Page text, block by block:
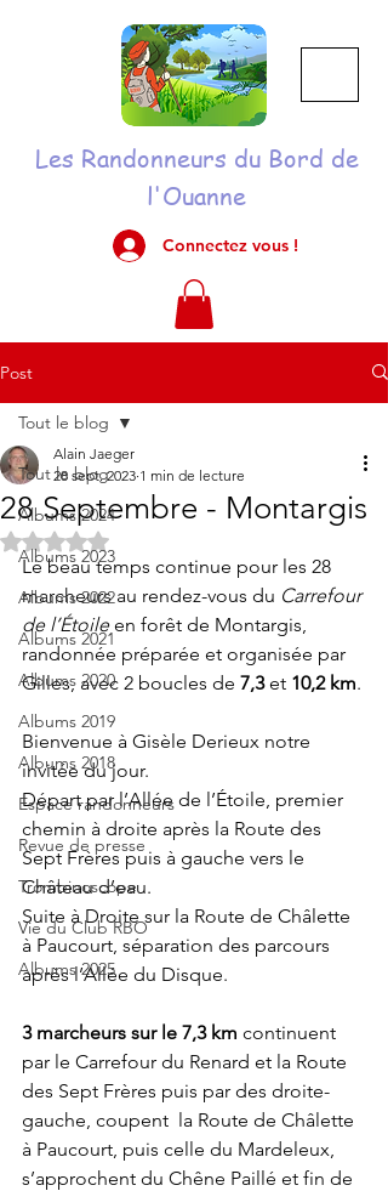
Les Randonneurs du Bord de
l'Ouanne
Connectez vous !
Post
Tout le blog
Albums 2024
Albums 2023
Albums 2022
Albums 2021
Albums 2020
Albums 2019
Albums 2018
Espace randonneurs
Revue de presse
Trombinoscope
Vie du Club RBO
Albums 2025
Tout le blog
28 Septembre - Montargis
Alain Jaeger
28 sept. 2023 1 min de lecture
Noté NaN étoiles sur 5.
Le beau temps continue pour les 28
marcheurs au rendez-vous du Carrefour
de l’Étoile en forêt de Montargis,
randonnée préparée et organisée par
Gilles, avec 2 boucles de 7,3 et 10,2 km.
Bienvenue à Gisèle Derieux notre
invitée du jour.
Départ par l’Allée de l’Étoile, premier
chemin à droite après la Route des
Sept Frères puis à gauche vers le
Château d’eau.
Suite à Droite sur la Route de Châlette
à Paucourt, séparation des parcours
après l’Allée du Disque.
3 marcheurs sur le 7,3 km continuent
par le Carrefour du Renard et la Route
des Sept Frères puis par des droite-
gauche, coupent  la Route de Châlette
à Paucourt, puis celle du Mardeleux,
s’approchent du Chêne Paillé et fin de